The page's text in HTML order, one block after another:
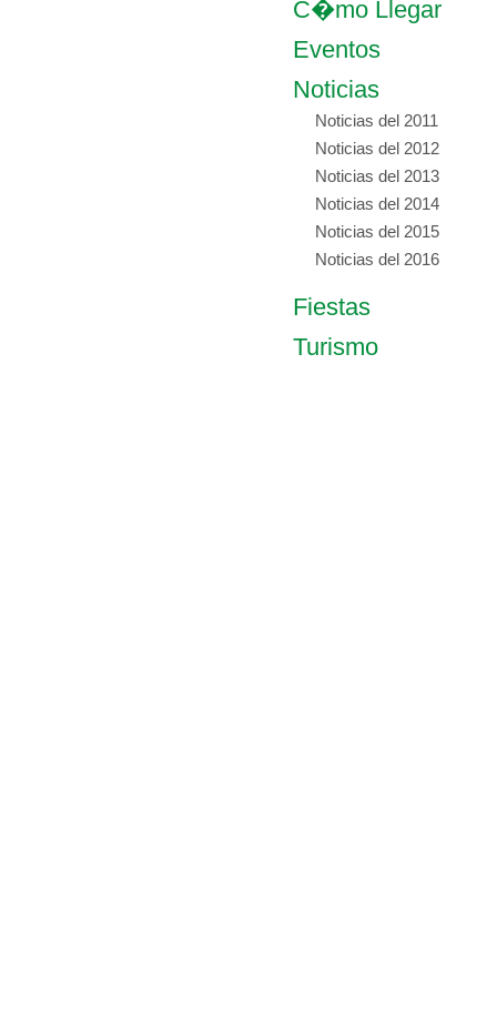
C�mo Llegar
Eventos
Noticias
Noticias del 2011
Noticias del 2012
Noticias del 2013
Noticias del 2014
Noticias del 2015
Noticias del 2016
Fiestas
Turismo